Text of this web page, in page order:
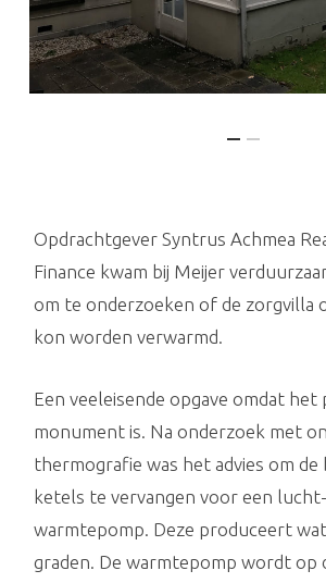
Opdrachtgever Syntrus Achmea
Finance kwam bij Meijer
om te onderzoeken of de zorgvilla
kon worden verwarmd.
Een veeleisende opgave omdat het
monument is. Na onderzoek met
thermografie was het advies om de
ketels te vervangen voor een
warmtepomp. Deze produceert
graden. De warmtepomp wordt op